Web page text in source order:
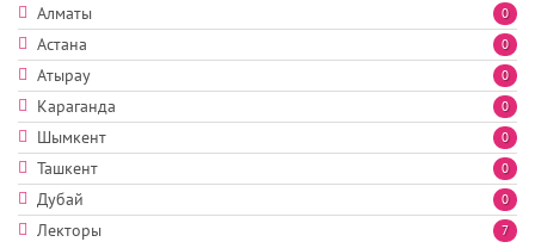
0
Алматы
0
Астана
0
Атырау
0
Караганда
0
Шымкент
0
Ташкент
0
Дубай
7
Лекторы